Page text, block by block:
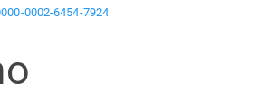
0002-6454-7924